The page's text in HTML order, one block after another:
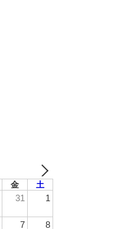
金 土
31 1
7 8